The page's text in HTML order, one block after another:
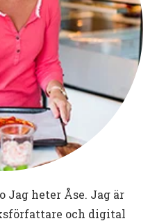
Jag heter Åse. Jag är
och digital